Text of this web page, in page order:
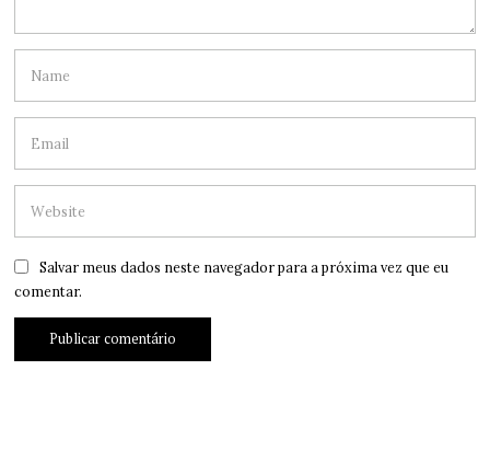
Salvar meus dados neste navegador para a próxima vez que eu
comentar.